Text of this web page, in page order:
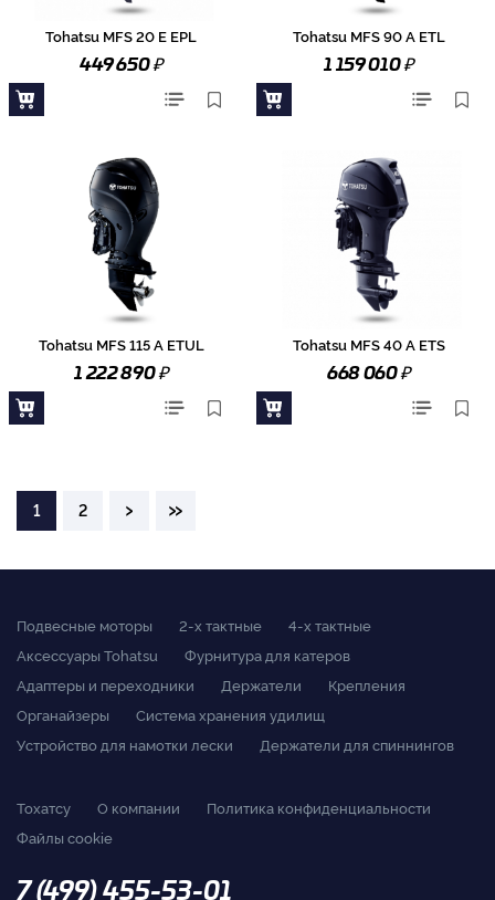
Tohatsu MFS 20 E EPL
449 650₽
Tohatsu MFS 90 A ETL
1 159 010₽
Tohatsu MFS 115 A ETUL
1 222 890₽
Tohatsu MFS 40 A ETS
668 060₽
1 2 › »
Подвесные моторы 2-x тактные
4-x тактные
Аксессуары Tohatsu
Фурнитура для катеров
Адаптеры и переходники
Держатели
Крепления
Органайзеры
Система хранения удилищ
Устройство для намотки лески
Держатели для спиннингов
Тохатсу О компании
Политика конфиденциальности
Файлы cookie
7 (499) 455-53-01